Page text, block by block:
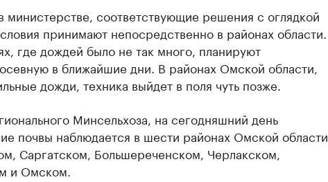
министерстве, соответствующие решения с оглядкой
принимают непосредственно в районах области.
где дождей было не так много, планируют
в ближайшие дни. В районах Омской области,
дожди, техника выйдет в поля чуть позже.
Минсельхоза, на сегодняшний день
почвы наблюдается в шести районах Омской области
Саргатском, Большереченском, Черлакском,
и Омском.